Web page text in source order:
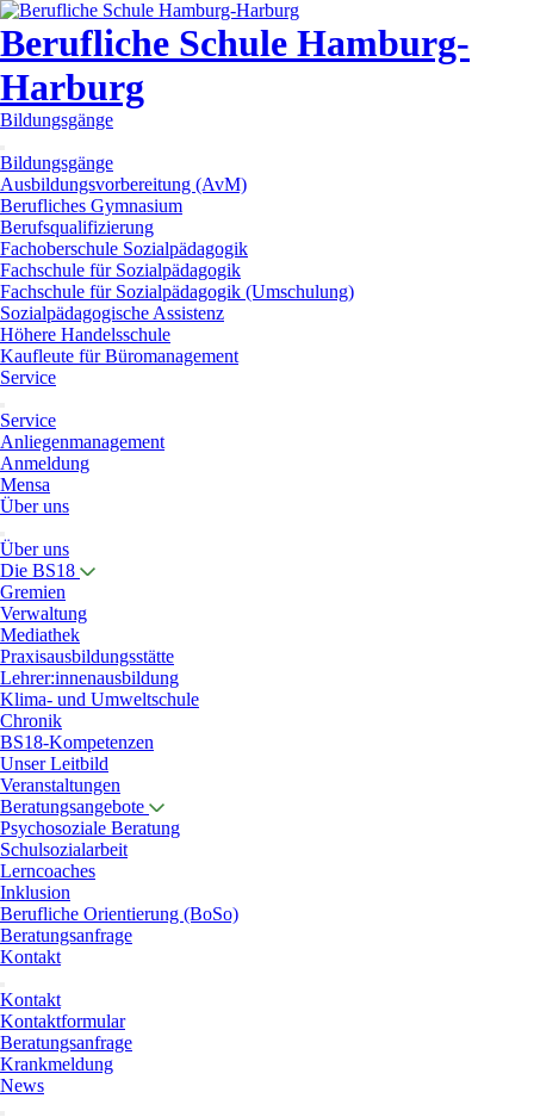
Berufliche Schule Hamburg-
Harburg
Bildungsgänge
Bildungsgänge
Ausbildungsvorbereitung (AvM)
Berufliches Gymnasium
Berufsqualifizierung
Fachoberschule Sozialpädagogik
Fachschule für Sozialpädagogik
Fachschule für Sozialpädagogik (Umschulung)
Sozialpädagogische Assistenz
Höhere Handelsschule
Kaufleute für Büromanagement
Service
Service
Anliegenmanagement
Anmeldung
Mensa
Über uns
Über uns
Die BS18
Gremien
Verwaltung
Mediathek
Praxisausbildungsstätte
Lehrer:innenausbildung
Klima- und Umweltschule
Chronik
BS18-Kompetenzen
Unser Leitbild
Veranstaltungen
Beratungsangebote
Psychosoziale Beratung
Schulsozialarbeit
Lerncoaches
Inklusion
Berufliche Orientierung (BoSo)
Beratungsanfrage
Kontakt
Kontakt
Kontaktformular
Beratungsanfrage
Krankmeldung
News